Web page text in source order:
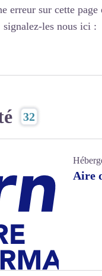
erreur sur cette
signalez-les nous ici :
32
Aire